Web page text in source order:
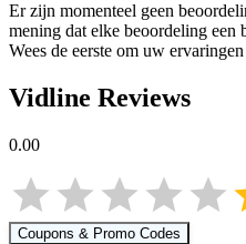
Er zijn momenteel geen
mening dat elke beoordeling een
Wees de eerste om uw
Vidline Reviews
0.00
Coupons & Promo Codes